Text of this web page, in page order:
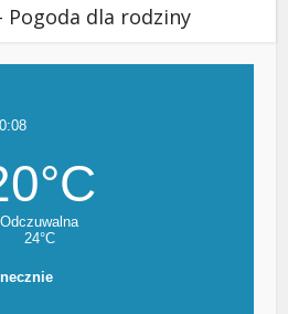
Pogoda dla rodziny